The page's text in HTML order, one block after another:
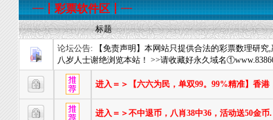
┈┋彩票软件区┋┈
标题
论坛公告:
【免责声明】本网站只提供合法的彩票数理研
八岁人士谢绝浏览本站！ >>请收藏好永久域名
进入＝＞【六六为民，单双99。99%精准】香港
进入＝＞不中退币，八肖38中36，活动送50金币.